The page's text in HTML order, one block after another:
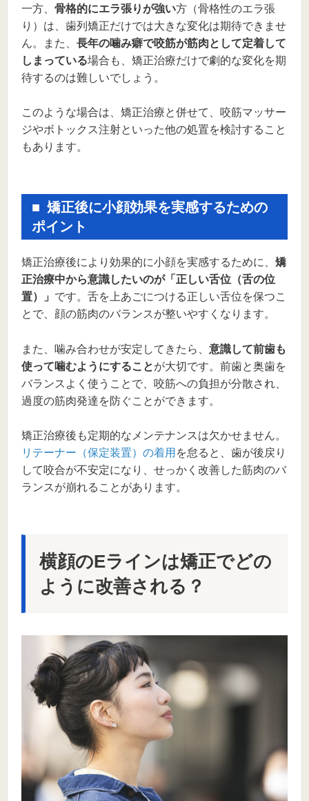
一方、 骨格的にエラ張りが強い方（骨格性のエラ張
り）は、歯列矯正だけでは大きな変化は期待できませ
ん。また、 長年の噛み癖で咬筋が筋肉として定着して
しまっている場合も、矯正治療だけで劇的な変化を期
待するのは難しいでしょう。
このような場合は、矯正治療と併せて、咬筋マッサー
ジやボトックス注射といった他の処置を検討すること
もあります。
矯正後に小顔効果を実感するための
ポイント
矯正治療後により効果的に小顔を実感するために、 矯
正治療中から意識したいのが「正しい舌位（舌の位
置）」 です。舌を上あごにつける正しい舌位を保つこ
とで、顔の筋肉のバランスが整いやすくなります。
また、噛み合わせが安定してきたら、 意識して前歯も
使って噛むようにすることが大切です。前歯と奥歯を
バランスよく使うことで、咬筋への負担が分散され、
過度の筋肉発達を防ぐことができます。
矯正治療後も定期的なメンテナンスは欠かせません。
リテーナー（保定装置）の着用 を怠ると、歯が後戻り
して咬合が不安定になり、せっかく改善した筋肉のバ
ランスが崩れることがあります。
横顔のEラインは矯正でどの
ように改善される？